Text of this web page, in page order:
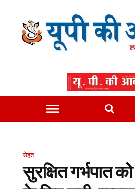
सेहत
सुरक्षित गर्भपात